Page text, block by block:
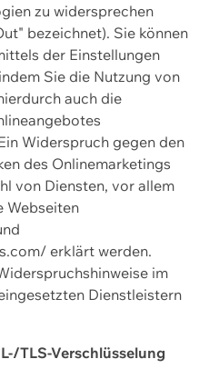
zu widersprechen
bezeichnet). Sie können
der Einstellungen
Sie die Nutzung von
auch die
Widerspruch gegen den
des Onlinemarketings
von Diensten, vor allem
Webseiten
erklärt werden.
im
Dienstleistern
TLS-Verschlüsselung